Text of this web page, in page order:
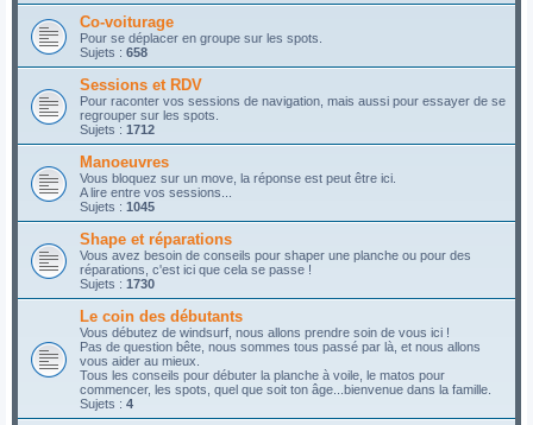
Co-voiturage
Pour se déplacer en groupe sur les spots.
Sujets : 658
Sessions et RDV
Pour raconter vos sessions de navigation, mais aussi pour essayer de se
regrouper sur les spots.
Sujets : 1712
Manoeuvres
Vous bloquez sur un move, la réponse est peut être ici.
A lire entre vos sessions...
Sujets : 1045
Shape et réparations
Vous avez besoin de conseils pour shaper une planche ou pour des
réparations, c'est ici que cela se passe !
Sujets : 1730
Le coin des débutants
Vous débutez de windsurf, nous allons prendre soin de vous ici !
Pas de question bête, nous sommes tous passé par là, et nous allons
vous aider au mieux.
Tous les conseils pour débuter la planche à voile, le matos pour
commencer, les spots, quel que soit ton âge...bienvenue dans la famille.
Sujets : 4